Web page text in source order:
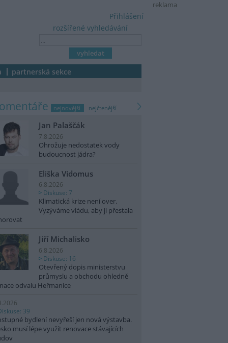
reklama
rozšířené vyhledávání
Přihlášení
partnerská sekce
nejnovější nejčtenější
Jan Palaščák
7.8.2026
Ohrožuje nedostatek vody
budoucnost jádra?
Eliška Vidomus
6.8.2026
Diskuse: 7
Klimatická krize není over.
Vyzýváme vládu, aby ji přestala
Jiří Michalisko
6.8.2026
Diskuse: 16
Otevřený dopis ministerstvu
průmyslu a obchodu ohledně
odvalu Heřmanice
39
bydlení nevyřeší jen nová výstavba.
musí lépe využít renovace stávajících